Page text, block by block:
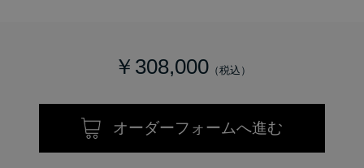
￥308,000
オーダーフォームへ進む